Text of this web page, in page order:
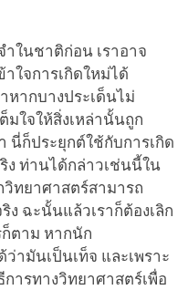
ำในชาติก่อน เราอาจ
ใจการเกิดใหม่ได้
หากบางประเด็นไม่
มใจให้สิ่งเหล่านั้นถูก
นี่ก็ประยุกต์ใช้กับการเกิด
ง ท่านได้กล่าวเช่นนี้ใน
ทยาศาสตร์สามารถ
ง ฉะนั้นแล้วเราก็ต้องเลิก
ก็ตาม หากนัก
ามันเป็นเท็จ และเพราะ
ารทางวิทยาศาสตร์เพื่อ